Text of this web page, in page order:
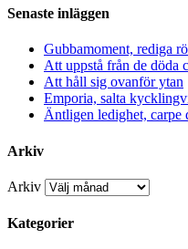
Senaste inläggen
Gubbamoment, rediga
Att uppstå från de döda
Att håll sig ovanför ytan
Emporia, salta
Äntligen ledighet, carpe
Arkiv
Arkiv
Kategorier